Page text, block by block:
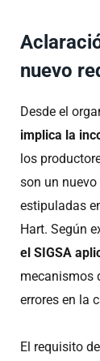
nuevo
Desde el
implica la
los
son un
estipuladas
Hart. Según
el SIGSA
mecanismos
errores en la
El requisito